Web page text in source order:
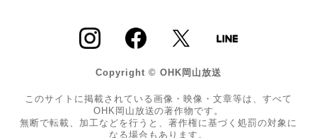
Copyright © OHK岡山放送
このサイトに掲載されている画像・映像・文章等は、すべて
OHK岡山放送の著作物です。
無断で転載、加工などを行うと、著作権に基づく処罰の対象に
なる場合もあります。